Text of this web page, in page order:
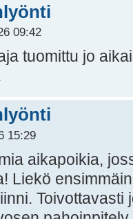
09:42
tuomittu jo
15:29
aikapoikia,
Liekö